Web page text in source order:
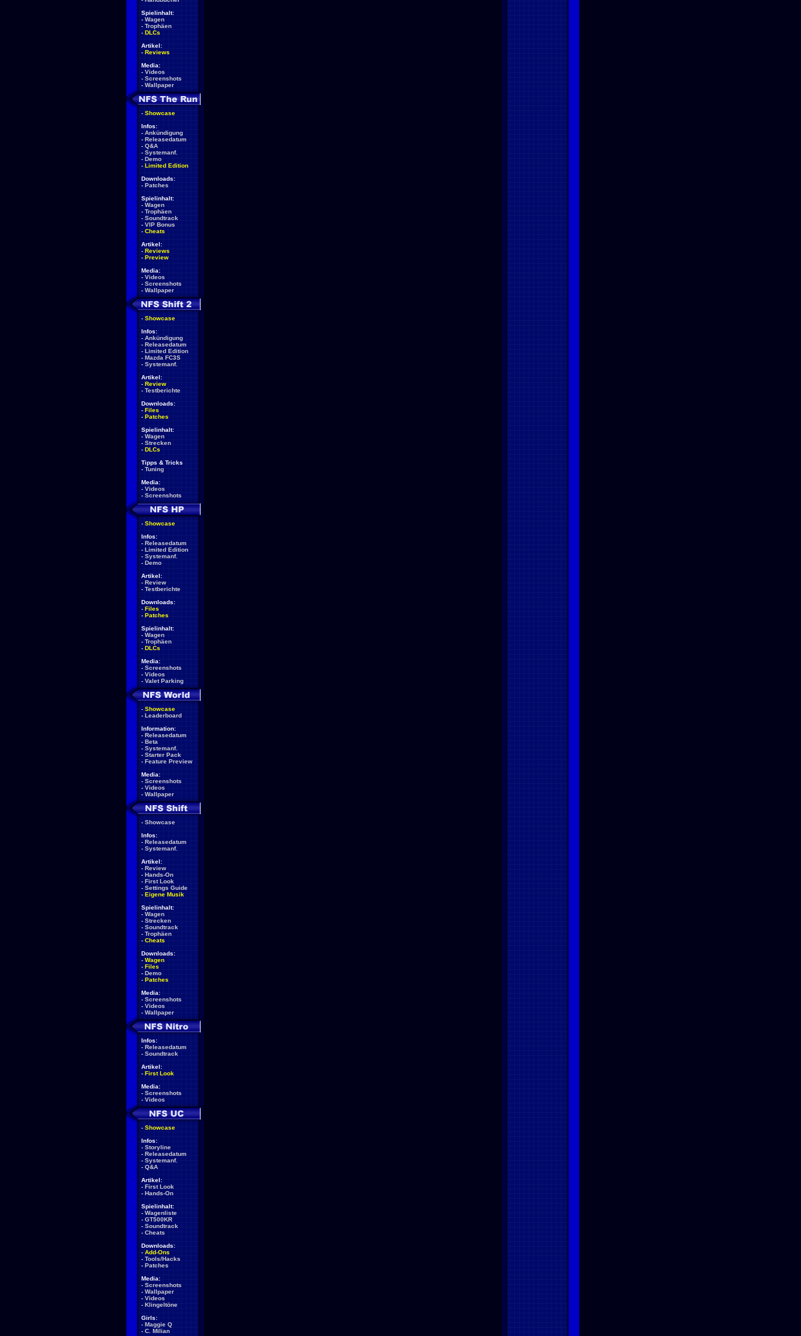
Spielinhalt:
- Wagen
- Trophäen
- DLCs
Artikel:
- Reviews
Media:
- Videos
- Screenshots
- Wallpaper
- Showcase
Infos:
- Ankündigung
- Releasedatum
- Q&A
- Systemanf.
- Demo
- Limited Edition
Downloads:
- Patches
Spielinhalt:
- Wagen
- Trophäen
- Soundtrack
- VIP Bonus
- Cheats
Artikel:
- Reviews
- Preview
Media:
- Videos
- Screenshots
- Wallpaper
- Showcase
Infos:
- Ankündigung
- Releasedatum
- Limited Edition
- Mazda FC3S
- Systemanf.
Artikel:
- Review
- Testberichte
Downloads:
- Files
- Patches
Spielinhalt:
- Wagen
- Strecken
- DLCs
Tipps & Tricks
- Tuning
Media:
- Videos
- Screenshots
- Showcase
Infos:
- Releasedatum
- Limited Edition
- Systemanf.
- Demo
Artikel:
- Review
- Testberichte
Downloads:
- Files
- Patches
Spielinhalt:
- Wagen
- Trophäen
- DLCs
Media:
- Screenshots
- Videos
- Valet Parking
- Showcase
- Leaderboard
Information:
- Releasedatum
- Beta
- Systemanf.
- Starter Pack
- Feature Preview
Media:
- Screenshots
- Videos
- Wallpaper
- Showcase
Infos:
- Releasedatum
- Systemanf.
Artikel:
- Review
- Hands-On
- First Look
- Settings Guide
- Eigene Musik
Spielinhalt:
- Wagen
- Strecken
- Soundtrack
- Trophäen
- Cheats
Downloads:
- Wagen
- Files
- Demo
- Patches
Media:
- Screenshots
- Videos
- Wallpaper
Infos:
- Releasedatum
- Soundtrack
Artikel:
- First Look
Media:
- Screenshots
- Videos
- Showcase
Infos:
- Storyline
- Releasedatum
- Systemanf.
- Q&A
Artikel:
- First Look
- Hands-On
Spielinhalt:
- Wagenliste
- GT500KR
- Soundtrack
- Cheats
Downloads:
- Add-Ons
- Tools/Hacks
- Patches
Media:
- Screenshots
- Wallpaper
- Videos
- Klingeltöne
Girls:
- Maggie Q
- C. Milian